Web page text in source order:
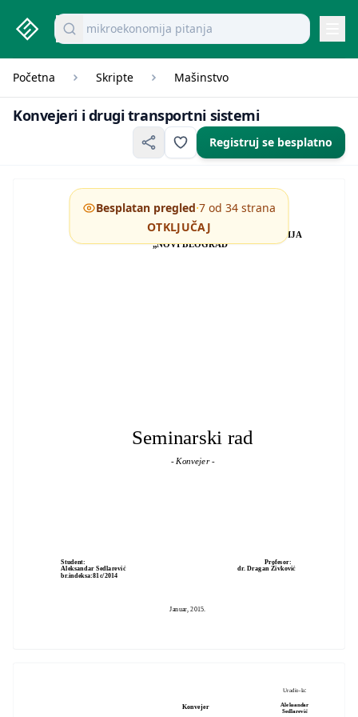
studenti.rs home page
Pretraži dokumente
mikroekonomija pitanja
Početna Skripte Mašinstvo
Konvejeri i drugi transportni sistemi
Registruj se besplatno
VISOKA TEHNIČKA ŠKOLA STRUKOVNIH STUDIJA
„NOVI BEOGRAD“
Seminarski rad
- Konvejer -
Student: Profesor:
Aleksandar Sedlarević dr. Dragan Živković
br.indeksa:81c/2014
Januar, 2015.
Konvejer
Uradio-la:
Aleksandar
Sedlarević
Besplatan pregled·7 od 34 strana
OTKLJUČAJ